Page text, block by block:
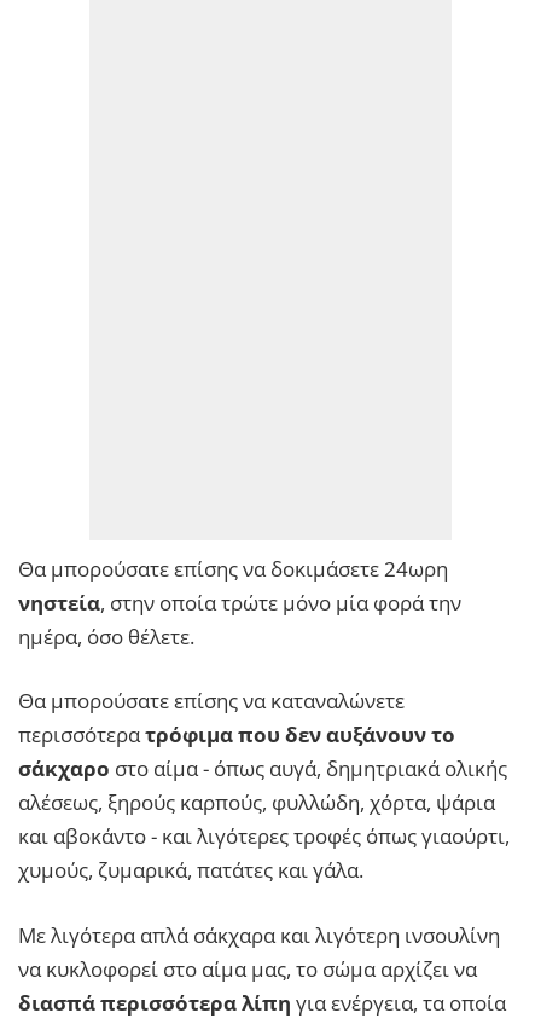
Θα μπορούσατε επίσης να δοκιμάσετε 24ωρη
νηστεία, στην οποία τρώτε μόνο μία φορά την
ημέρα, όσο θέλετε.
Θα μπορούσατε επίσης να καταναλώνετε
περισσότερατρόφιμα που δεν αυξάνουν το
σάκχαρο στο αίμα - όπως αυγά, δημητριακά ολικής
αλέσεως, ξηρούς καρπούς, φυλλώδη, χόρτα, ψάρια
και αβοκάντο - και λιγότερες τροφές όπως γιαούρτι,
χυμούς, ζυμαρικά, πατάτες και γάλα.
Με λιγότερα απλά σάκχαρα και λιγότερη ινσουλίνη
να κυκλοφορεί στο αίμα μας, το σώμα αρχίζει να
διασπά περισσότερα λίπη για ενέργεια, τα οποία